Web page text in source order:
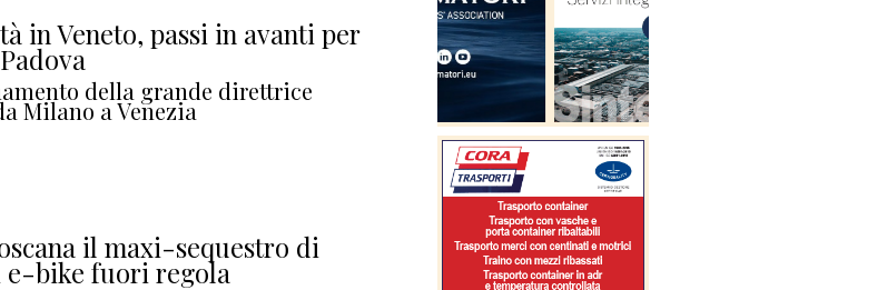
in Veneto, passi in avanti per
della grande direttrice
Milano a Venezia
il maxi-sequestro di
bike fuori regola